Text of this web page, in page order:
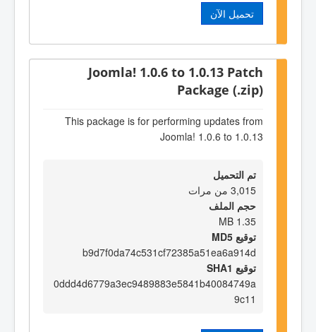
تحميل الآن
Joomla! 1.0.6 to 1.0.13 Patch
Package (.zip)
This package is for performing updates from
Joomla! 1.0.6 to 1.0.13
تم التحميل
3,015 من مرات
حجم الملف
1.35 MB
توقيع MD5
b9d7f0da74c531cf72385a51ea6a914d
توقيع SHA1
0ddd4d6779a3ec9489883e5841b40084749a
9c11